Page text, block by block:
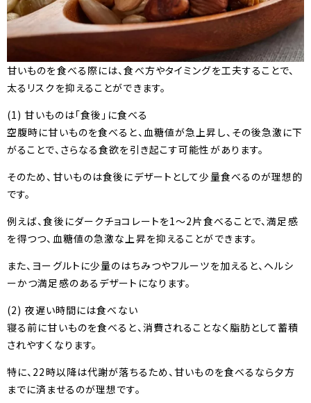
甘いものを食べる際には、食べ方やタイミングを工夫することで、
太るリスクを抑えることができます。
(1) 甘いものは「食後」に食べる
空腹時に甘いものを食べると、血糖値が急上昇し、その後急激に下
がることで、さらなる食欲を引き起こす可能性があります。
そのため、甘いものは食後にデザートとして少量食べるのが理想的
です。
例えば、食後にダークチョコレートを1〜2片食べることで、満足感
を得つつ、血糖値の急激な上昇を抑えることができます。
また、ヨーグルトに少量のはちみつやフルーツを加えると、ヘルシ
ーかつ満足感のあるデザートになります。
(2) 夜遅い時間には食べない
寝る前に甘いものを食べると、消費されることなく脂肪として蓄積
されやすくなります。
特に、22時以降は代謝が落ちるため、甘いものを食べるなら夕方
までに済ませるのが理想です。